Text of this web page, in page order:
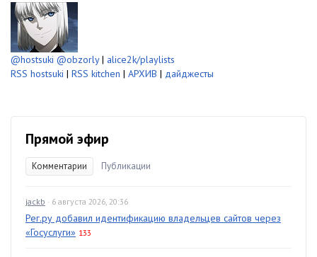
@hostsuki @obzorly| alice2k/playlists
RSS hostsuki | RSS kitchen | АРХИВ | дайджесты
Прямой эфир
Комментарии Публикации
jackb · 6 августа 2026, 20:36
Рег.ру добавил идентификацию владельцев сайтов через
«Госуслуги» 133